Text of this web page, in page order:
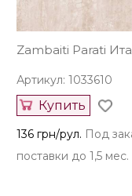
Zambaiti Parati
Артикул: 1033610
Купить
136 грн/рул. Под
поставки до 1,5 мес.